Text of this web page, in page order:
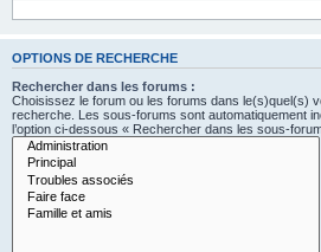
OPTIONS DE RECHERCHE
Rechercher dans les forums :
Choisissez le forum ou les forums dans le(s)quel(s)
recherche. Les sous-forums sont automatiquement
l’option ci-dessous « Rechercher dans les sous-